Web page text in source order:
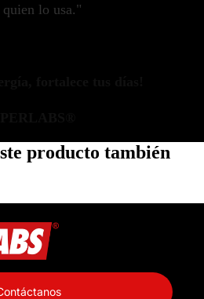
quien lo usa."
producto también